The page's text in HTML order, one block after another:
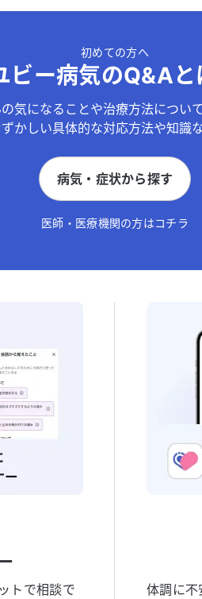
初めての方へ
ビー病気のQ&Aと
気になることや治療方法につい
かしい具体的な対応方法や知識
病気・症状から探す
医師・医療機関の方はコチラ
トで相談で
体調に不